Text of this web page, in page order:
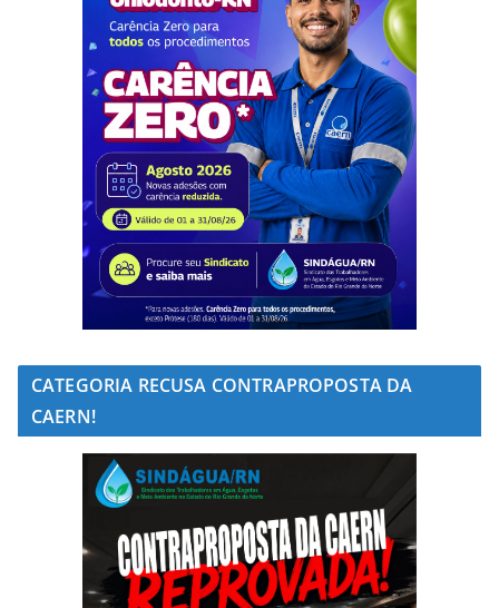
CATEGORIA RECUSA CONTRAPROPOSTA DA
CAERN!